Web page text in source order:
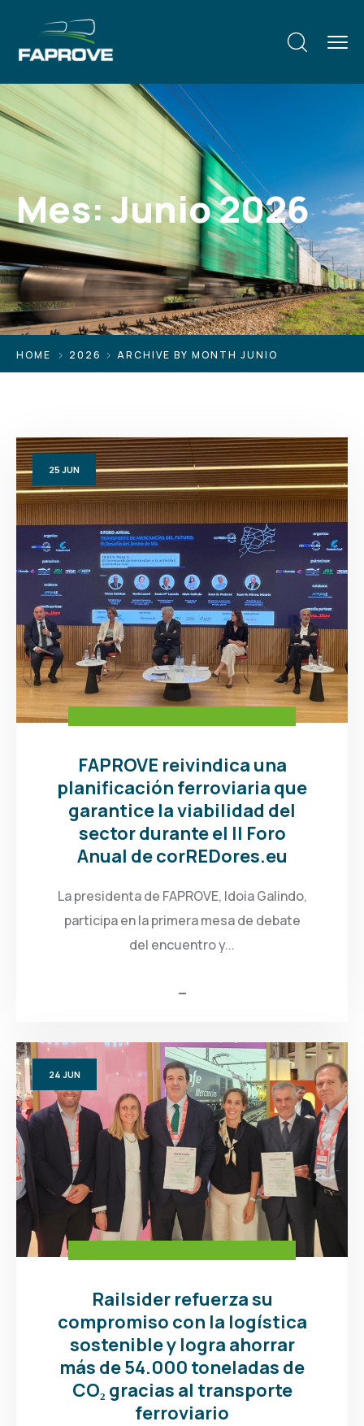
Mes:Junio 2026
HOME 2026 ARCHIVE BY MONTH JUNIO
25 JUN
FAPROVE reivindica una
planificación ferroviaria que
garantice la viabilidad del
sector durante el II Foro
Anual de corREDores.eu
La presidenta de FAPROVE, Idoia Galindo,
participa en la primera mesa de debate
del encuentro y...
24 JUN
Railsider refuerza su
compromiso con la logística
sostenible y logra ahorrar
más de 54.000 toneladas de
CO₂ gracias al transporte
ferroviario